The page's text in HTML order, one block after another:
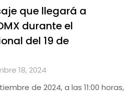
que llegará a
durante el
del 19 de
18, 2024
de 2024, a las 11:00 horas,